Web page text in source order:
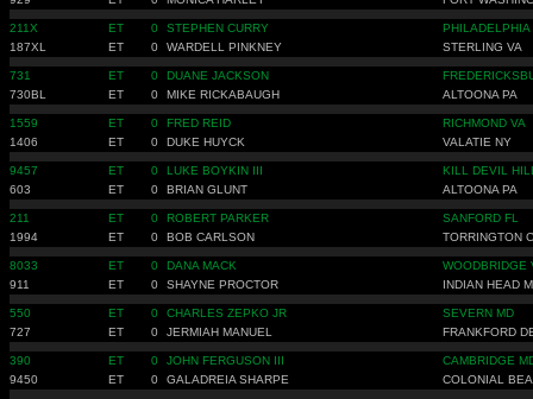
211X ET 0 STEPHEN CURRY
PHILADELPHIA
187XL
ET 0 WARDELL PINKNEY STERLING VA
731 ET 0 DUANE JACKSON
730BL
ET 0 MIKE RICKABAUGH ALTOONA PA
1559 ET 0 FRED REID
RICHMOND VA
1406
ET 0 DUKE HUYCK VALATIE NY
9457 ET 0 LUKE BOYKIN III
KILL DEVIL
603
ET 0 BRIAN GLUNT ALTOONA PA
211 ET 0 ROBERT PARKER
SANFORD FL
1994
ET 0 BOB CARLSON TORRINGTON
8033 ET 0 DANA MACK
WOODBRIDGE
911
ET 0 SHAYNE PROCTOR INDIAN HEAD
550 ET 0 CHARLES ZEPKO JR
SEVERN MD
727
ET 0 JERMIAH MANUEL FRANKFORD
390 ET 0 JOHN FERGUSON III
CAMBRIDGE
9450
ET 0 GALADREIA SHARPE COLONIAL